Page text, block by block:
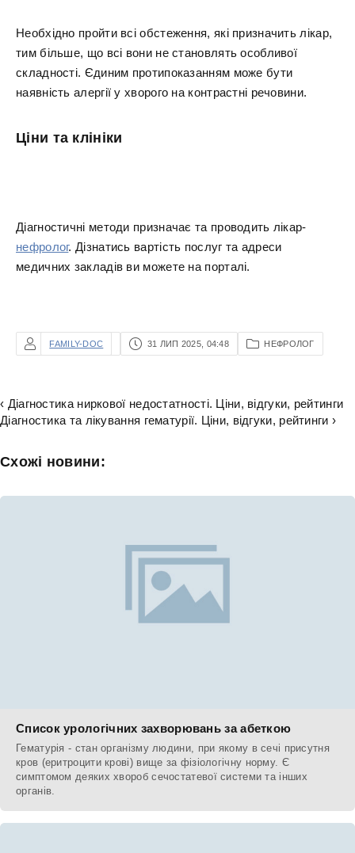
Необхідно пройти всі обстеження, які призначить лікар,
тим більше, що всі вони не становлять особливої
складності. Єдиним протипоказанням може бути
наявність алергії у хворого на контрастні речовини.
Ціни та клініки
Діагностичні методи призначає та проводить лікар-
нефролог. Дізнатись вартість послуг та адреси
медичних закладів ви можете на порталі.
FAMILY-DOC 31 ЛИП 2025, 04:48 НЕФРОЛОГ
‹ Діагностика ниркової недостатності. Ціни, відгуки, рейтинги
Діагностика та лікування гематурії. Ціни, відгуки, рейтинги ›
Схожі новини:
Список урологічних захворювань за абеткою
Гематурія - стан організму людини, при якому в сечі присутня
кров (еритроцити крові) вище за фізіологічну норму. Є
симптомом деяких хвороб сечостатевої системи та інших
органів.